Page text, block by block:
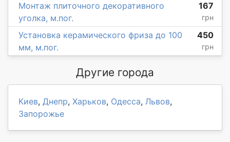
Монтаж плиточного декоративного
уголка, м.пог.
167
грн
Установка керамического фриза до 100
мм, м.пог.
450
грн
Другие города
Киев, Днепр, Харьков, Одесса, Львов,
Запорожье